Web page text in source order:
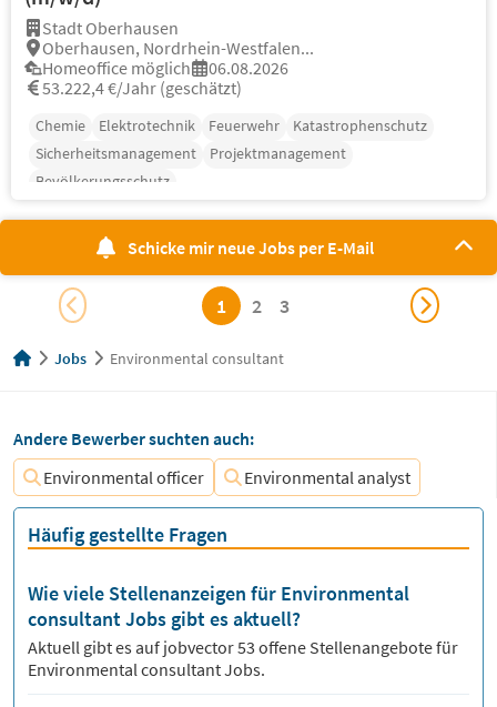
Stadt Oberhausen
Oberhausen, Nordrhein-Westfalen...
Homeoffice möglich
06.08.2026
53.222,4 €/Jahr (geschätzt)
Chemie Elektrotechnik Feuerwehr
Katastrophenschutz
Sicherheitsmanagement
Projektmanagement
Bevölkerungsschutz
Schicke mir neue Jobs per E-Mail
1 2 3
Jobs Environmental consultant
Andere Bewerber suchten auch:
Environmental officer
Environmental analyst
Häufig gestellte Fragen
Wie viele Stellenanzeigen für Environmental
consultant Jobs gibt es aktuell?
Aktuell gibt es auf jobvector53 offene Stellenangebote für
Environmental consultant Jobs.